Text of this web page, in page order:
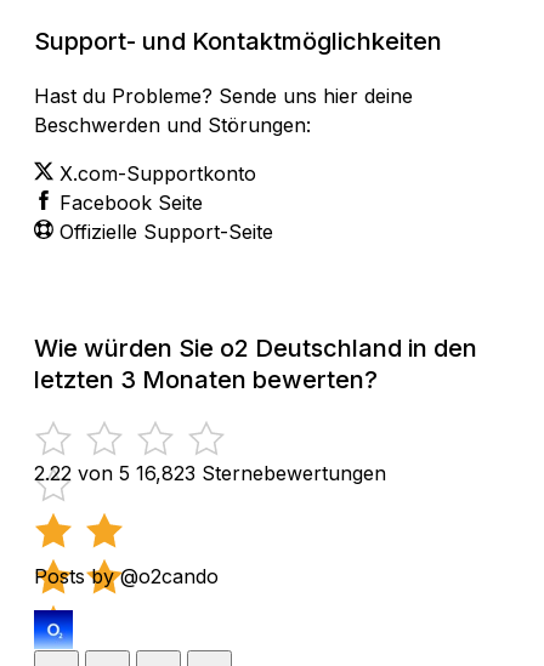
Support- und Kontaktmöglichkeiten
Hast du Probleme? Sende uns hier deine
Beschwerden und Störungen:
X.com-Supportkonto
Facebook Seite
Offizielle Support-Seite
Wie würden Sie o2 Deutschland in den
letzten 3 Monaten bewerten?
2.22 von 5 16,823 Sternebewertungen
Posts by @o2cando